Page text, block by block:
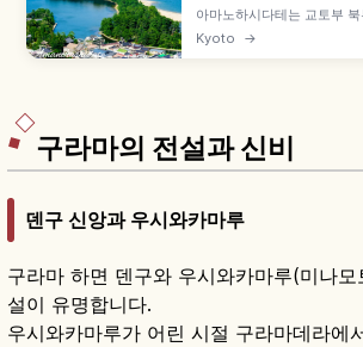
아마노하시다테는 교토부
마쓰시마·히로시마 미야지
경'으로 꼽히는 모래톱입니
Kyoto →
구라마의 전설과 신비
덴구 신앙과 우시와카마루
구라마 하면 덴구와 우시와카마루(미나
설이 유명합니다.
우시와카마루가 어린 시절 구라마데라에